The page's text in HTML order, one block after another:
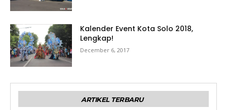
Kalender Event Kota Solo 2018,
Lengkap!
December 6, 2017
ARTIKEL TERBARU